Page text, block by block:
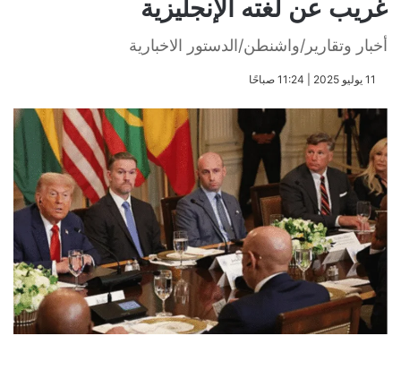
غريب عن لغته الإنجليزية
أخبار وتقارير/واشنطن/الدستور الاخبارية
​11 يوليو 2025 | 11:24 صباحًا